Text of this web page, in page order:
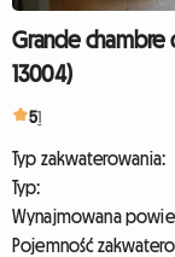
Grande chambre
13004)
51
Typ zakwaterowania:
Typ:
Wynajmowana
Pojemność